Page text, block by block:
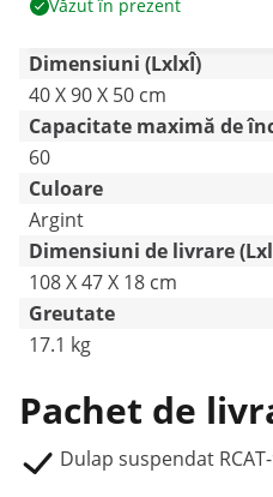
Catering
Văzut în prezent
Dimensiuni (LxlxÎ)
40 X 90 X 50 cm
Capacitate maximă de
60
Culoare
Argint
Dimensiuni de livrare
108 X 47 X 18 cm
Greutate
17.1 kg
Pachet de
Dulap suspendat